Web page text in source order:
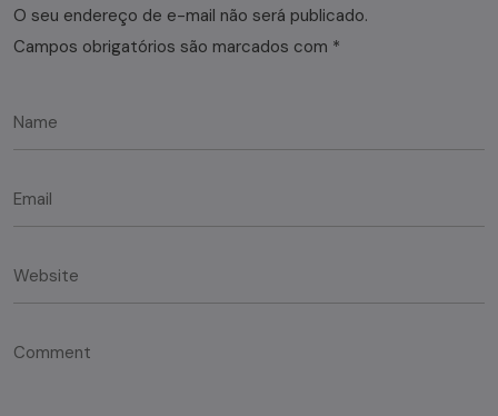
O seu endereço de e-mail não será publicado.
Campos obrigatórios são marcados com *